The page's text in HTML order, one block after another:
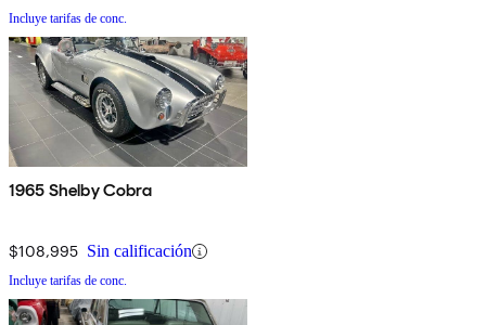
Incluye tarifas de conc.
1965 Shelby Cobra
$108,995 Sin calificación
Incluye tarifas de conc.